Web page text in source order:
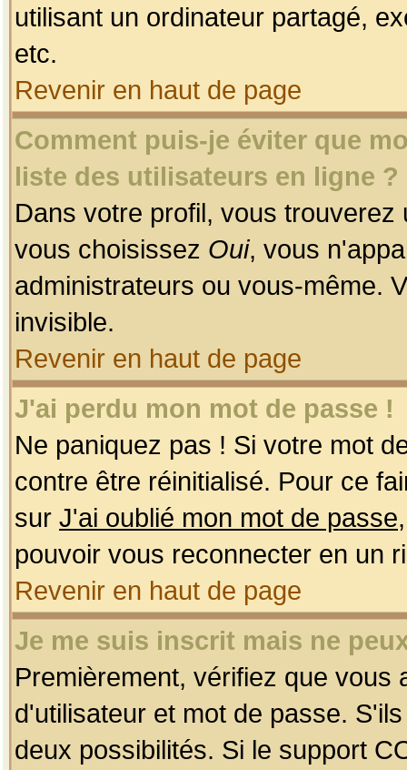
utilisant un ordinateur partagé,
etc.
Revenir en haut de page
Comment puis-je éviter que
liste des utilisateurs en ligne ?
Dans votre profil, vous
vous choisissez Oui, vous
administrateurs ou vous-même.
invisible.
Revenir en haut de page
J'ai perdu mon mot de passe !
Ne paniquez pas ! Si votre mot
contre être réinitialisé. Pour ce
sur J'ai oublié mon mot de passe
pouvoir vous reconnecter en un
Revenir en haut de page
Je me suis inscrit mais ne
Premièrement, vérifiez que
d'utilisateur et mot de passe.
deux possibilités. Si le support